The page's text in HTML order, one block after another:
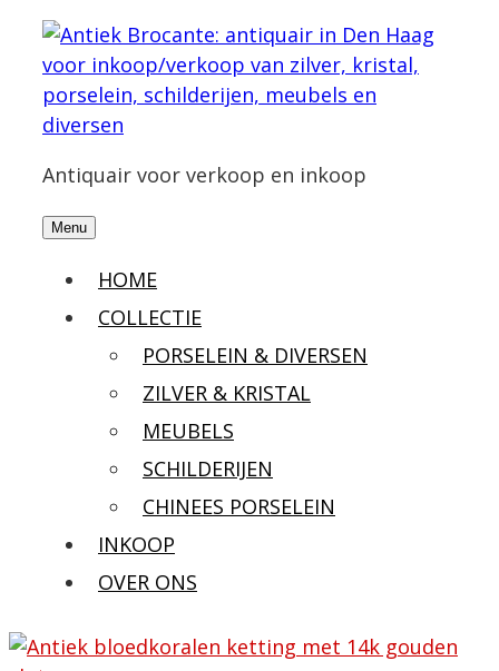
Antiquair voor verkoop en inkoop
Menu
HOME
COLLECTIE
PORSELEIN & DIVERSEN
ZILVER & KRISTAL
MEUBELS
SCHILDERIJEN
CHINEES PORSELEIN
INKOOP
OVER ONS